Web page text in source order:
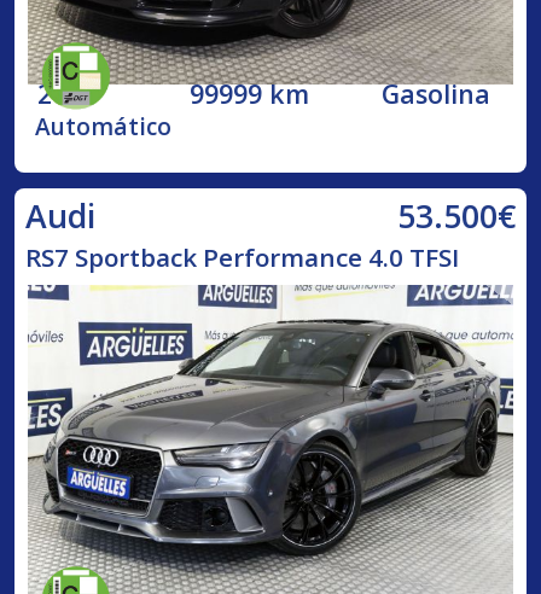
2009 99999 km Gasolina
Automático
Audi 53.500€
RS7 Sportback Performance 4.0 TFSI